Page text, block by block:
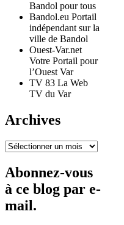
Bandol pour tous
Bandol.eu Portail
indépendant sur la
ville de Bandol
Ouest-Var.net
Votre Portail pour
l’Ouest Var
TV 83 La Web
TV du Var
Archives
Archives
Abonnez-vous
à ce blog par e-
mail.